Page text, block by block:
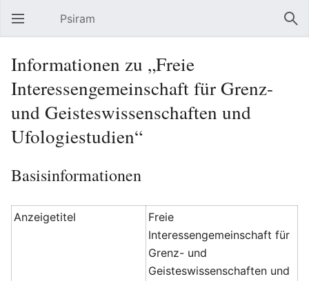
Hauptmenü öffnen Psiram
Informationen zu „Freie
Interessengemeinschaft für Grenz-
und Geisteswissenschaften und
Ufologiestudien“
Basisinformationen
Anzeigetitel
Freie
Interessengemeinschaft für
Grenz- und
Geisteswissenschaften und